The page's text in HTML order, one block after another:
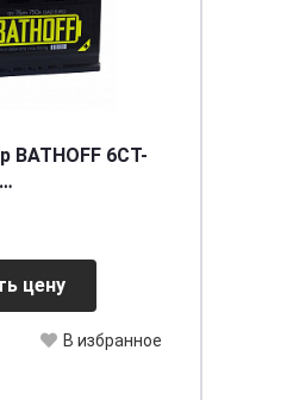
BATHOFF 6СТ-
цену
В избранное